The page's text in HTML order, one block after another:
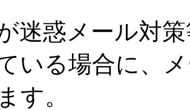
迷惑メール対
いる場合に、
す。